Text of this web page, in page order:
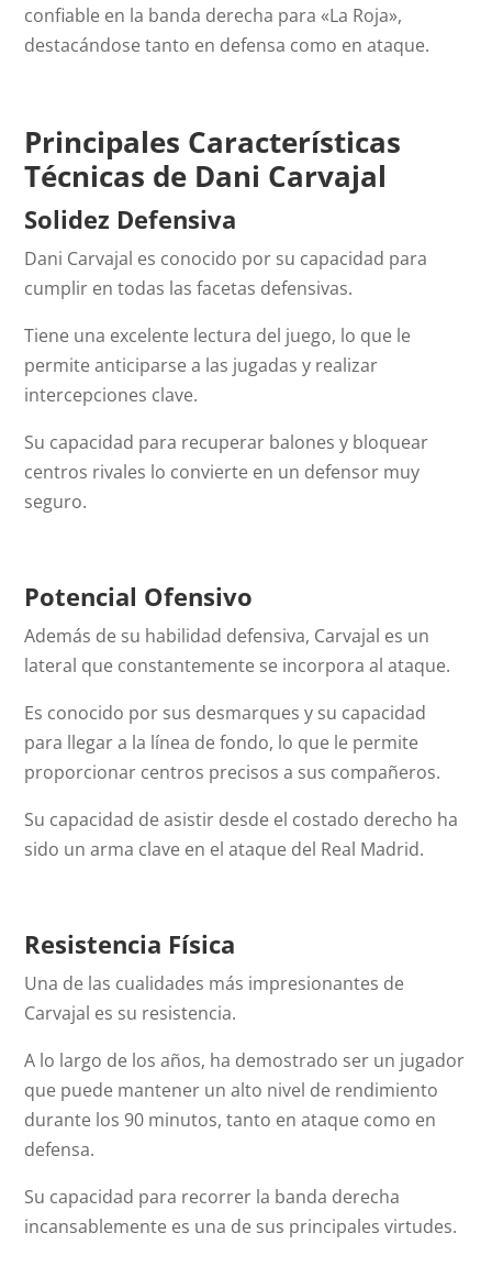
confiable en la banda derecha para «La Roja»,
destacándose tanto en defensa como en ataque.
Principales Características
Técnicas de Dani Carvajal
Solidez Defensiva
Dani Carvajal es conocido por su capacidad para
cumplir en todas las facetas defensivas.
Tiene una excelente lectura del juego, lo que le
permite anticiparse a las jugadas y realizar
intercepciones clave.
Su capacidad para recuperar balones y bloquear
centros rivales lo convierte en un defensor muy
seguro.
Potencial Ofensivo
Además de su habilidad defensiva, Carvajal es un
lateral que constantemente se incorpora al ataque.
Es conocido por sus desmarques y su capacidad
para llegar a la línea de fondo, lo que le permite
proporcionar centros precisos a sus compañeros.
Su capacidad de asistir desde el costado derecho ha
sido un arma clave en el ataque del Real Madrid.
Resistencia Física
Una de las cualidades más impresionantes de
Carvajal es su resistencia.
A lo largo de los años, ha demostrado ser un jugador
que puede mantener un alto nivel de rendimiento
durante los 90 minutos, tanto en ataque como en
defensa.
Su capacidad para recorrer la banda derecha
incansablemente es una de sus principales virtudes.